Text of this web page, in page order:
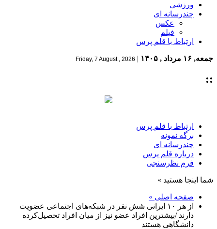
ورزشی
چندرسانه ای
عکس
فیلم
ارتباط با قلم پرس
جمعه, ۱۶ مرداد , ۱۴۰۵ |
Friday, 7 August , 2026
::
ارتباط با قلم پرس
برگه نمونه
چندرسانه ای
درباره قلم پرس
فرم نظرسنجی
شما اینجا هستید »
صفحه اصلی »
از هر ۱۰ ایرانی شش نفر در شبکه‌های اجتماعی عضویت
دارند /بیشترین افراد عضو نیز از میان افراد تحصیل‌کرده
دانشگاهی هستند